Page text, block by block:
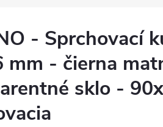
- Sprchovací
mm - čierna
sklo -